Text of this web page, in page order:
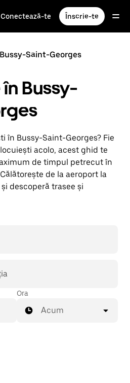
Conectează-te Înscrie-te
Bussy-Saint-Georges
Bussy-
în Bussy-Saint-Georges? Fie
acolo, acest ghid te
de timpul petrecut în
de la aeroport la
descoperă trasee și
Ora
Acum